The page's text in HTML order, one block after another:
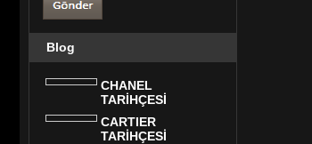
Blog
CHANEL
TARİHÇESİ
CARTIER
TARİHÇESİ